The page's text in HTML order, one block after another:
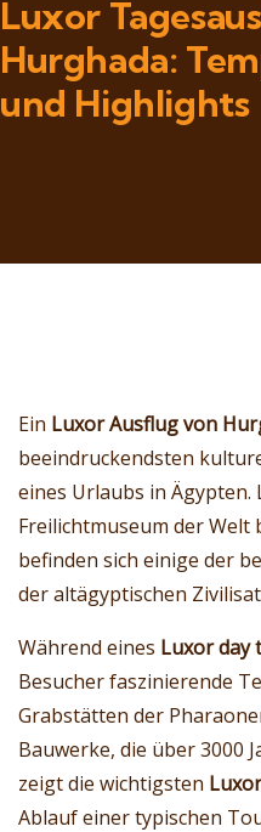
Luxor
Hurghada:
und Highlights
Ein Luxor Ausflug von
beeindruckendsten
eines Urlaubs in
Freilichtmuseum der Welt
befinden sich einige der
der altägyptischen
Während eines Luxor day
Besucher faszinierende
Grabstätten der
Bauwerke, die über 3000
zeigt die wichtigsten
Ablauf einer typischen